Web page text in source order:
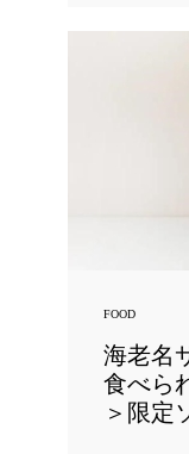
FOOD
海老名
食べら
＞限定